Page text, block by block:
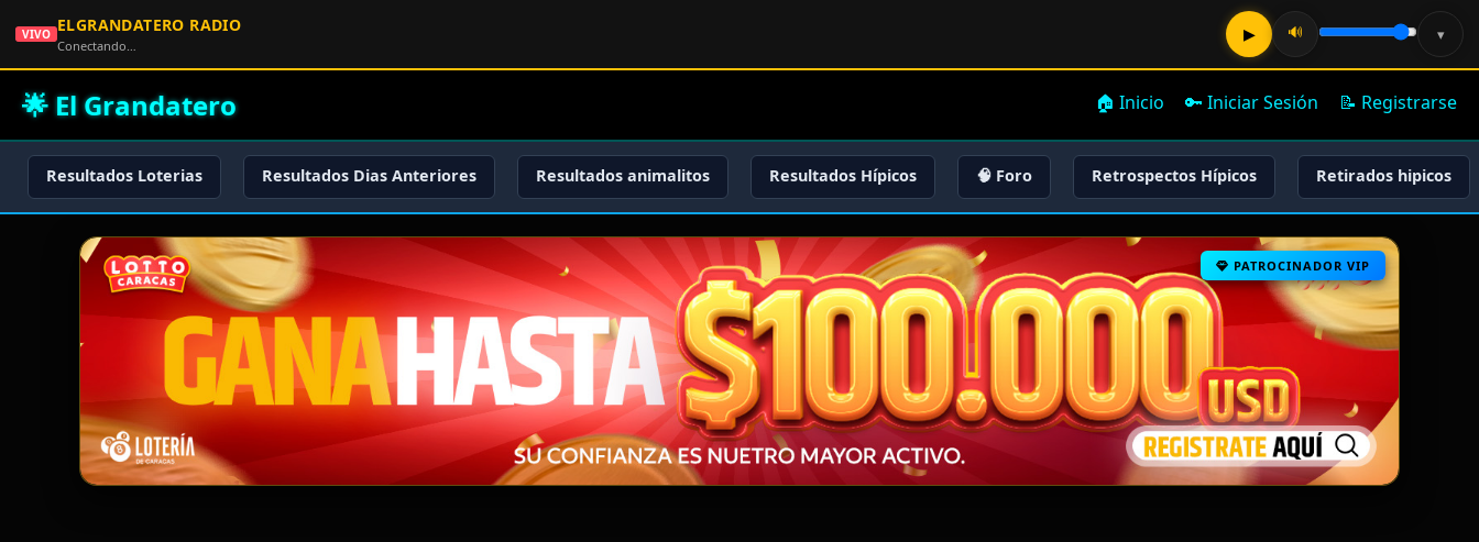
🌟 El Grandatero 🏠 Inicio 🔑 Iniciar Sesión 📝 Registrarse
Resultados Loterias Resultados Dias Anteriores Resultados animalitos Resultados Hípicos 🧠 Foro Retrospectos Hípicos Retirados hipicos
PATROCINADOR VIP
VIVO ELGRANDATERO RADIO
Conectando…
▶ 🔊 ▾